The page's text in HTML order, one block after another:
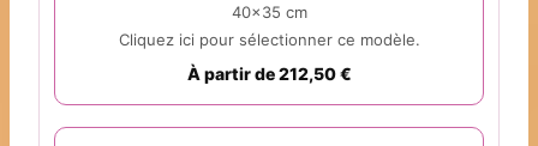
40x35 cm
Cliquez ici pour sélectionner ce modèle.
À partir de 212,50 €